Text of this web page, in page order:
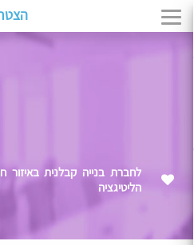
לחברת בנייה קבלנית באיזור
הליטיגציה